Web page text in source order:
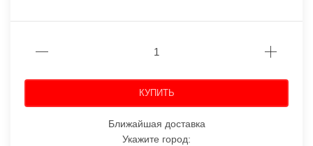
КУПИТЬ
Ближайшая доставка
Укажите город: